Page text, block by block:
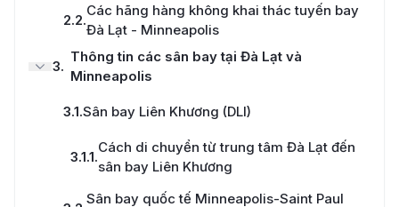
2.2.
Các hãng hàng không khai thác tuyến bay
Đà Lạt - Minneapolis
3.
Thông tin các sân bay tại Đà Lạt và
Minneapolis
3.1.Sân bay Liên Khương (DLI)
3.1.1.
Cách di chuyển từ trung tâm Đà Lạt đến
sân bay Liên Khương
Sân bay quốc tế Minneapolis-Saint Paul